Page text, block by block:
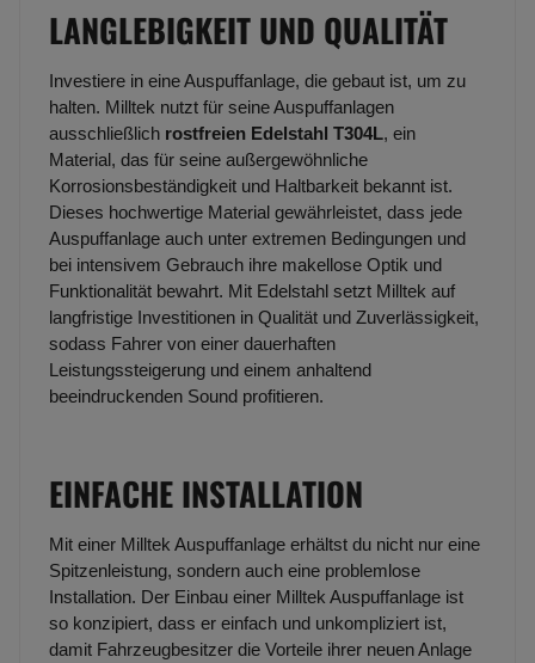
LANGLEBIGKEIT UND QUALITÄT
Investiere in eine Auspuffanlage, die gebaut ist, um zu
halten. Milltek nutzt für seine Auspuffanlagen
ausschließlich rostfreien Edelstahl T304L, ein
Material, das für seine außergewöhnliche
Korrosionsbeständigkeit und Haltbarkeit bekannt ist.
Dieses hochwertige Material gewährleistet, dass jede
Auspuffanlage auch unter extremen Bedingungen und
bei intensivem Gebrauch ihre makellose Optik und
Funktionalität bewahrt. Mit Edelstahl setzt Milltek auf
langfristige Investitionen in Qualität und Zuverlässigkeit,
sodass Fahrer von einer dauerhaften
Leistungssteigerung und einem anhaltend
beeindruckenden Sound profitieren.
EINFACHE INSTALLATION
Mit einer Milltek Auspuffanlage erhältst du nicht nur eine
Spitzenleistung, sondern auch eine problemlose
Installation. Der Einbau einer Milltek Auspuffanlage ist
so konzipiert, dass er einfach und unkompliziert ist,
damit Fahrzeugbesitzer die Vorteile ihrer neuen Anlage